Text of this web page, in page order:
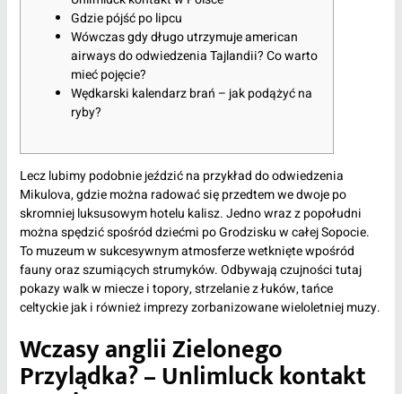
Gdzie pójść po lipcu
Wówczas gdy długo utrzymuje american
airways do odwiedzenia Tajlandii? Co warto
mieć pojęcie?
Wędkarski kalendarz brań – jak podążyć na
ryby?
Lecz lubimy podobnie jeździć na przykład do odwiedzenia
Mikulova, gdzie można radować się przedtem we dwoje po
skromniej luksusowym hotelu kalisz. Jedno wraz z popołudni
można spędzić spośród dziećmi po Grodzisku w całej Sopocie.
To muzeum w sukcesywnym atmosferze wetknięte wpośród
fauny oraz szumiących strumyków.Odbywają czujności tutaj
pokazy walk w miecze i topory, strzelanie z łuków, tańce
celtyckie jak i również imprezy zorbanizowane wieloletniej muzy.
Wczasy anglii Zielonego
Przylądka? – Unlimluck kontakt